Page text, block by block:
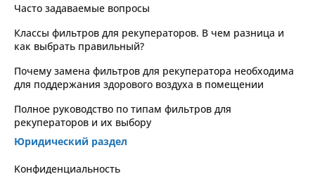
Часто задаваемые вопросы
Классы фильтров для рекуператоров. В чем разница и
как выбрать правильный?
Почему замена фильтров для рекуператора необходима
для поддержания здорового воздуха в помещении
Полное руководство по типам фильтров для
рекуператоров и их выбору
Юридический раздел
Kонфиденциальность